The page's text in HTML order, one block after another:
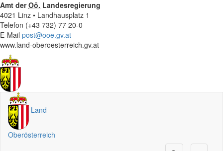
Amt derOö. Landesregierung
4021 Linz • Landhausplatz 1
Telefon (+43 732) 77 20-0
E-Mail post@ooe.gv.at
www.land-oberoesterreich.gv.at
Land
Oberösterreich